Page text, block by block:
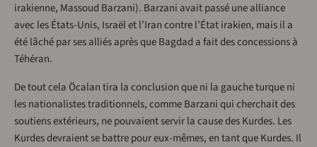
irakienne, Massoud Barzani). Barzani avait passé une alliance
avec les États-Unis, Israël et l’Iran contre l’État irakien, mais il a
été lâché par ses alliés après que Bagdad a fait des concessions à
Téhéran.
De tout cela Öcalan tira la conclusion que ni la gauche turque ni
les nationalistes traditionnels, comme Barzani qui cherchait des
soutiens extérieurs, ne pouvaient servir la cause des Kurdes. Les
Kurdes devraient se battre pour eux-mêmes, en tant que Kurdes. Il